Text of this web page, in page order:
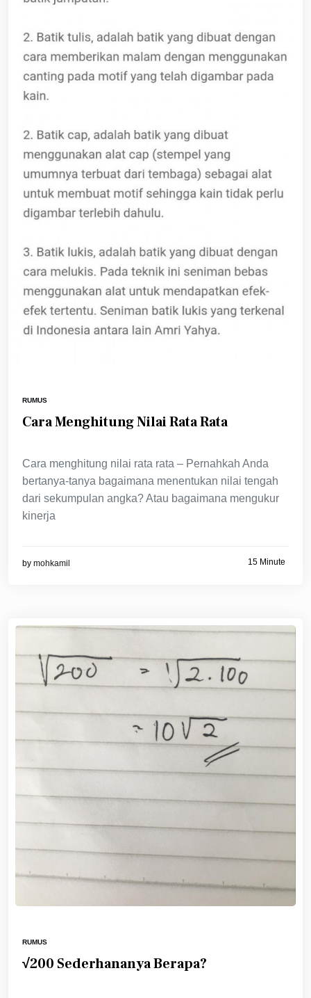
RUMUS
Cara Menghitung Nilai Rata Rata
Cara menghitung nilai rata rata – Pernahkah Anda
bertanya-tanya bagaimana menentukan nilai tengah
dari sekumpulan angka? Atau bagaimana mengukur
kinerja
by mohkamil 15 Minute
RUMUS
√200 Sederhananya Berapa?